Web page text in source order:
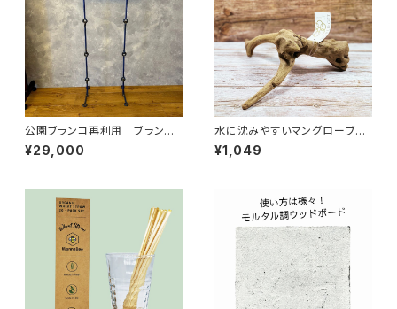
公園ブランコ再利用 ブランコ
スツール 大
¥29,000
水に沈みやすいマングローブ流
木｜個性的な形状でエアプラン
ツや多肉植物に最適【E】 サイ
¥1,049